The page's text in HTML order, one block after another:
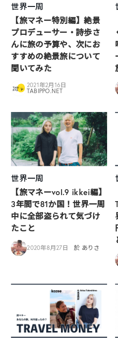
世界一周
【旅マネー特別編】絶景
プロデューサー・詩歩さ
んに旅の予算や、次にお
すすめの絶景旅について
聞いてみた
2021年2月16日
TABIPPO.NET
世界一周
【旅マネーvol.9 ikkei編】
3年間で81か国！世界一周
中に全部盗られて気づけ
たこと
2020年8月27日 於 ありさ